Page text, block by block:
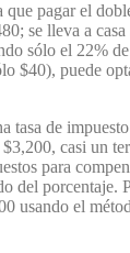
pagar el
se lleva a
sólo el 22%
$40), puede
tasa de
casi un
para
del porcentaje.
usando el